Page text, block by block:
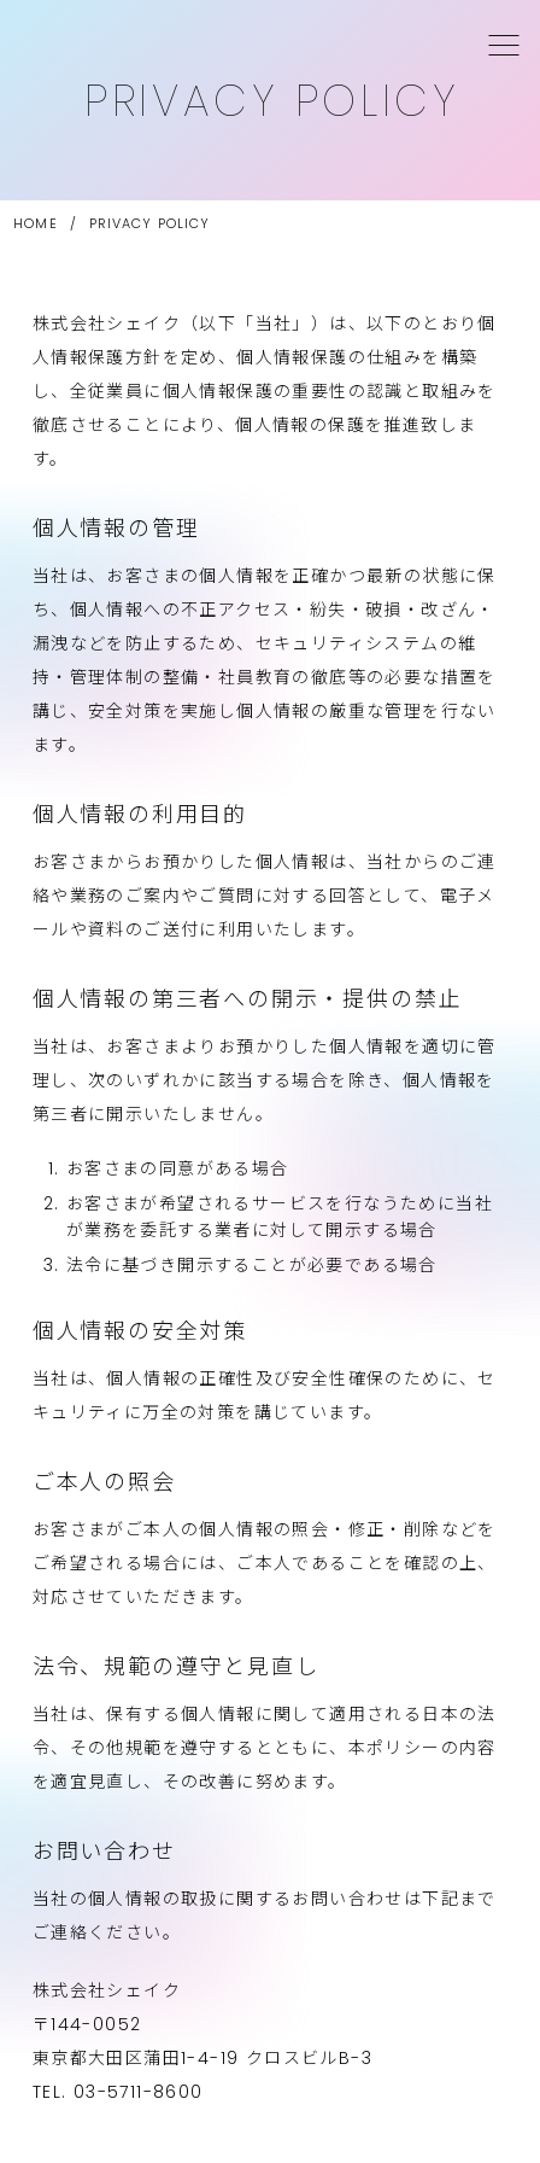
PRIVACY POLICY
HOME / PRIVACY POLICY
株式会社シェイク（以下「当社」）は、以下のとおり個
人情報保護方針を定め、個人情報保護の仕組みを構築
し、全従業員に個人情報保護の重要性の認識と取組みを
徹底させることにより、個人情報の保護を推進致しま
す。
個人情報の管理
当社は、お客さまの個人情報を正確かつ最新の状態に保
ち、個人情報への不正アクセス・紛失・破損・改ざん・
漏洩などを防止するため、セキュリティシステムの維
持・管理体制の整備・社員教育の徹底等の必要な措置を
講じ、安全対策を実施し個人情報の厳重な管理を行ない
ます。
個人情報の利用目的
お客さまからお預かりした個人情報は、当社からのご連
絡や業務のご案内やご質問に対する回答として、電子メ
ールや資料のご送付に利用いたします。
個人情報の第三者への開示・提供の禁止
当社は、お客さまよりお預かりした個人情報を適切に管
理し、次のいずれかに該当する場合を除き、個人情報を
第三者に開示いたしません。
お客さまの同意がある場合
お客さまが希望されるサービスを行なうために当社
が業務を委託する業者に対して開示する場合
法令に基づき開示することが必要である場合
個人情報の安全対策
当社は、個人情報の正確性及び安全性確保のために、セ
キュリティに万全の対策を講じています。
ご本人の照会
お客さまがご本人の個人情報の照会・修正・削除などを
ご希望される場合には、ご本人であることを確認の上、
対応させていただきます。
法令、規範の遵守と見直し
当社は、保有する個人情報に関して適用される日本の法
令、その他規範を遵守するとともに、本ポリシーの内容
を適宜見直し、その改善に努めます。
お問い合わせ
当社の個人情報の取扱に関するお問い合わせは下記まで
ご連絡ください。
株式会社シェイク
〒144-0052
東京都大田区蒲田1-4-19 クロスビルB-3
TEL. 03-5711-8600